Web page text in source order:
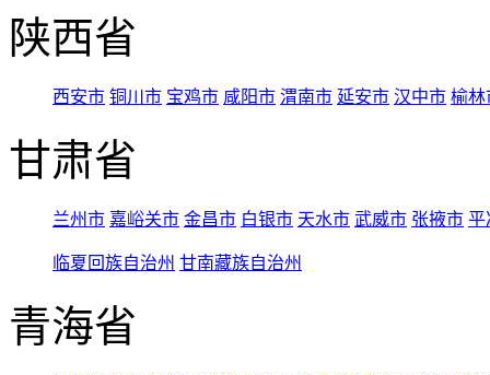
陕西省
西安市 铜川市 宝鸡市 咸阳市 渭南市 延安市 汉中市 榆林
甘肃省
兰州市 嘉峪关市 金昌市 白银市 天水市 武威市 张掖市 平
临夏回族自治州 甘南藏族自治州
青海省